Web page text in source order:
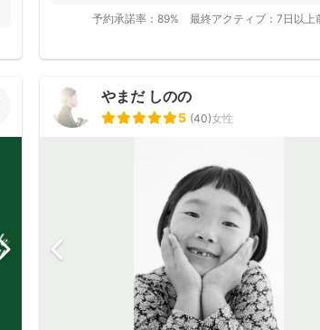
予約承諾率： 89% 最終アクティブ： 7日以上
やまだ しのの
5 (40)女性